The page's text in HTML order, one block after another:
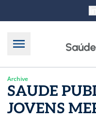
Archive
SAUDE
JOVENS